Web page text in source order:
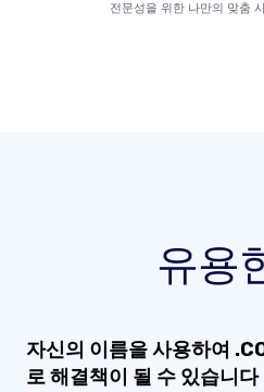
전문성을 위한 나만의 맞춤
유용
자신의 이름을 사용하여
로 해결책이 될 수 있습니다